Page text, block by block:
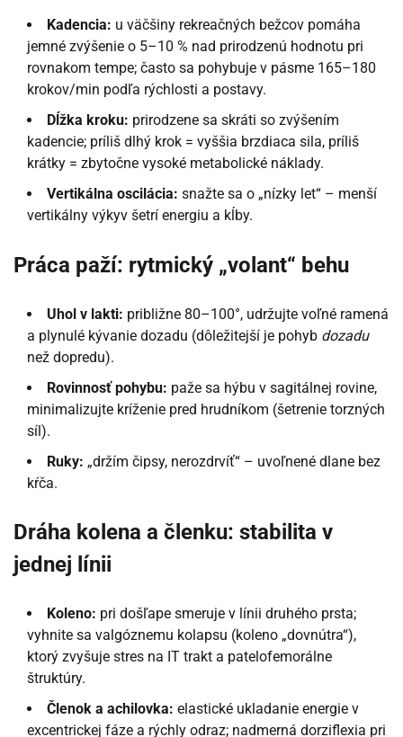
Kadencia: u väčšiny rekreačných bežcov pomáha
jemné zvýšenie o 5–10 % nad prirodzenú hodnotu pri
rovnakom tempe; často sa pohybuje v pásme 165–180
krokov/min podľa rýchlosti a postavy.
Dĺžka kroku: prirodzene sa skráti so zvýšením
kadencie; príliš dlhý krok = vyššia brzdiaca sila, príliš
krátky = zbytočne vysoké metabolické náklady.
Vertikálna oscilácia: snažte sa o „nízky let“ – menší
vertikálny výkyv šetrí energiu a kĺby.
Práca paží: rytmický „volant“ behu
Uhol v lakti: približne 80–100°, udržujte voľné ramená
a plynulé kývanie dozadu (dôležitejší je pohyb dozadu
než dopredu).
Rovinnosť pohybu: paže sa hýbu v sagitálnej rovine,
minimalizujte kríženie pred hrudníkom (šetrenie torzných
síl).
Ruky: „držím čipsy, nerozdrvíť“ – uvoľnené dlane bez
kŕča.
Dráha kolena a členku: stabilita v
jednej línii
Koleno: pri došľape smeruje v línii druhého prsta;
vyhnite sa valgóznemu kolapsu (koleno „dovnútra“),
ktorý zvyšuje stres na IT trakt a patelofemorálne
štruktúry.
Členok a achilovka: elastické ukladanie energie v
excentrickej fáze a rýchly odraz; nadmerná dorziflexia pri